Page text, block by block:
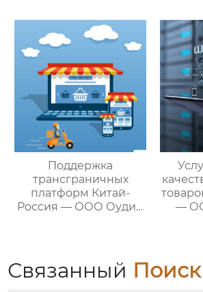
поставок
по
Поддержка
трансграничных
платформ Китай-
Россия — ООО Оудин
—
Связанный Поиск